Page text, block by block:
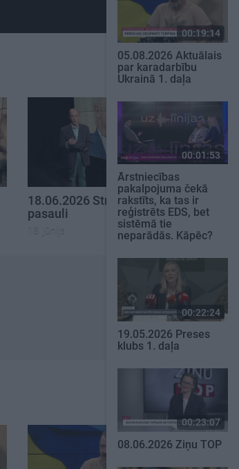
00:21:51
18.06.2026 Streips pārlūko
pasauli
18. jūnijs
00:19:14
05.08.2026 Aktuālais
par karadarbību
Ukrainā 1. daļa
00:01:53
Ārstniecības
pakalpojuma čekā
rakstīts, ka tas ir
reģistrēts EDS, bet
sistēmā tie
neparādās. Kāpēc?
00:22:24
19.05.2026 Preses
klubs 1. daļa
00:23:07
08.06.2026 Ziņu TOP